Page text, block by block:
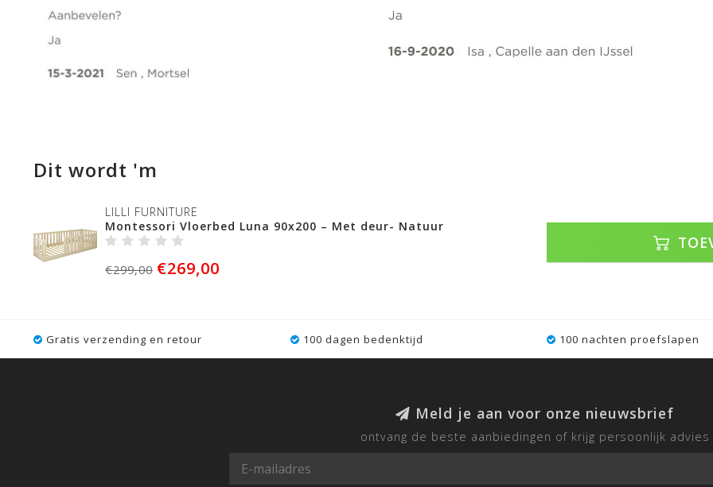
Dit wordt 'm
LILLI FURNITURE
Montessori Vloerbed Luna 90x200 – Met deur- Natuur
€299,00 €269,00
Gratis verzending en retour 100 dagen bedenktijd 100 nachten proefslapen
Meld je aan voor onze nieuwsbrief
ontvang de beste aanbiedingen of krijg persoonlijk advies